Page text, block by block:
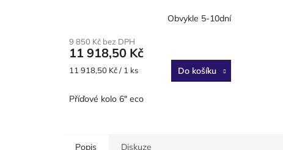
Obvykle 5-10dní
9 850 Kč bez DPH
11 918,50 Kč
Měrná
11 918,50 Kč / 1 ks Do košíku
Příďové kolo 6" eco
Popis Diskuze